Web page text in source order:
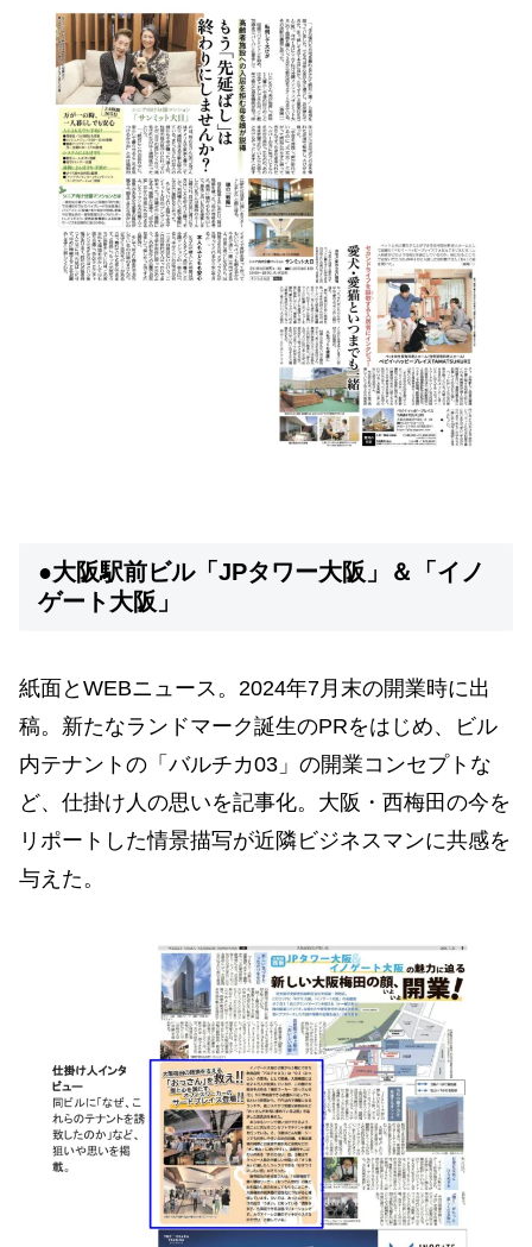
●大阪駅前ビル「JPタワー大阪」＆「イノ
ゲート大阪」
紙面とWEBニュース。2024年7月末の開業時に出
稿。新たなランドマーク誕生のPRをはじめ、ビル
内テナントの「バルチカ03」の開業コンセプトな
ど、仕掛け人の思いを記事化。大阪・西梅田の今を
リポートした情景描写が近隣ビジネスマンに共感を
与えた。